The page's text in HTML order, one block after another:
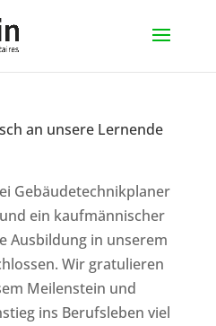
an unsere Lernende
Gebäudetechnikplaner
ein kaufmännischer
Ausbildung in unserem
Wir gratulieren
Meilenstein und
ins Berufsleben viel